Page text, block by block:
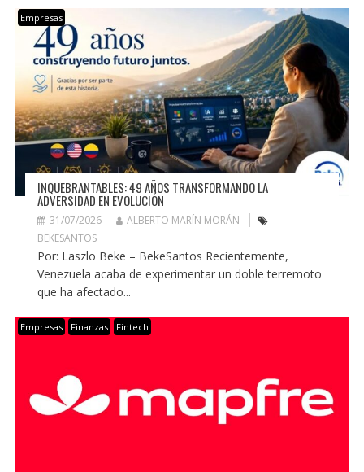
Empresas
INQUEBRANTABLES: 49 AÑOS TRANSFORMANDO LA
ADVERSIDAD EN EVOLUCIÓN
31/07/2026
ALBERTO MARÍN MORÁN
BEKESANTOS
Por: Laszlo Beke – BekeSantos Recientemente,
Venezuela acaba de experimentar un doble terremoto
que ha afectado...
Empresas Finanzas Fintech